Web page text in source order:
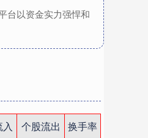
台以资金实力强悍和
个股流出
换手率